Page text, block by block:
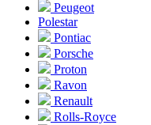
Peugeot
Polestar
Pontiac
Porsche
Proton
Ravon
Renault
Rolls-Royce